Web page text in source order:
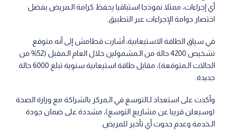
أي إجراءات، ممثلا نموذجا استباقيا يحفظ كرامة الـمريض بفضل
اختصار دوامة الإجراءات عبر التطبيق.
في سياق الطاقة الاستيعابية، أشارت قطامش إلى أنه متوقع
تشخيص 4200 حالة من الـمشمولين خلال العام الـمقبل (52% من
الحالات الـمتوقعة)، مقابل طاقة استيعابية سنوية تبلغ 6000 حالة
جديدة.
وأكدت على استعداد لـالتوسع في الـمركز بالشراكة مع وزارة الصحة
(وسيعلن قريبا عن مشاريع التوسع)، مشددة على ضمان جودة
الـخدمة وعدم حدوث أي تأخير للمريض.